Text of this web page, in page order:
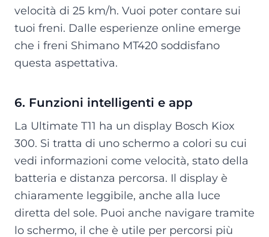
velocità di 25 km/h. Vuoi poter contare sui
tuoi freni. Dalle esperienze online emerge
che i freni Shimano MT420 soddisfano
questa aspettativa.
6. Funzioni intelligenti e app
La Ultimate T11 ha un display Bosch Kiox
300. Si tratta di uno schermo a colori su cui
vedi informazioni come velocità, stato della
batteria e distanza percorsa. Il display è
chiaramente leggibile, anche alla luce
diretta del sole. Puoi anche navigare tramite
lo schermo, il che è utile per percorsi più